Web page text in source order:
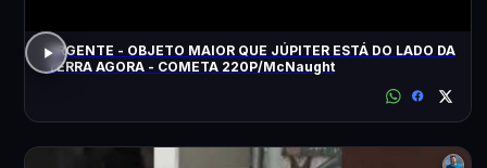
URGENTE - OBJETO MAIOR QUE JÚPITER ESTÁ DO LADO DA
TERRA AGORA - COMETA 220P/McNaught